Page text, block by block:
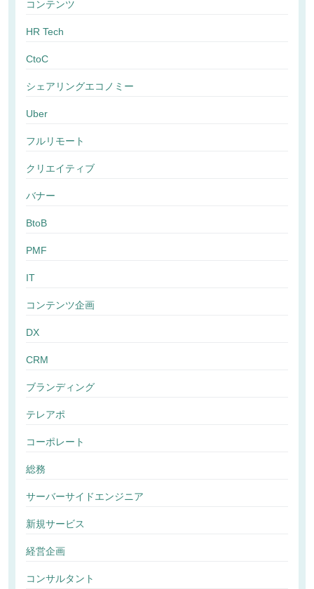
コンテンツ
HR Tech
CtoC
シェアリングエコノミー
Uber
フルリモート
クリエイティブ
バナー
BtoB
PMF
IT
コンテンツ企画
DX
CRM
ブランディング
テレアポ
コーポレート
総務
サーバーサイドエンジニア
新規サービス
経営企画
コンサルタント